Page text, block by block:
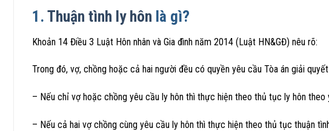
1. Thuận tình ly hôn là gì?
Khoản 14 Điều 3 Luật Hôn nhân và Gia đình năm 2014 (Luật HN&GĐ) nêu rõ:
Trong đó, vợ, chồng hoặc cả hai người đều có quyền yêu cầu Tòa án giải
– Nếu chỉ vợ hoặc chồng yêu cầu ly hôn thì thực hiện theo thủ tục ly hôn
– Nếu cả hai vợ chồng cùng yêu cầu ly hôn thì thực hiện theo thủ tục thuận